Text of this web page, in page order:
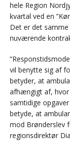
hele Region
kvartal ved en
Det er det
nuværende
vil benytte sig af
betyder, at
afhængigt af, hvor
samtidige
betyde, at
mod Brønderslev
regionsdirektør